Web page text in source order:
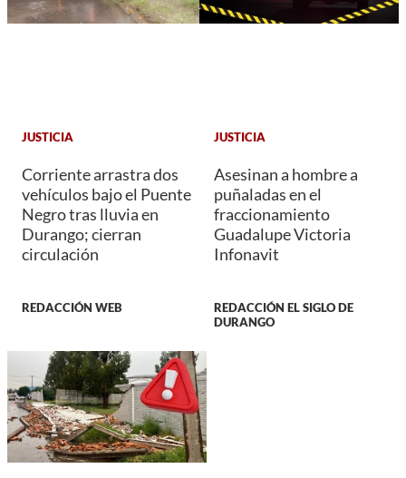
JUSTICIA
Corriente arrastra dos
vehículos bajo el Puente
Negro tras lluvia en
Durango; cierran
circulación
REDACCIÓN WEB
JUSTICIA
Asesinan a hombre a
puñaladas en el
fraccionamiento
Guadalupe Victoria
Infonavit
REDACCIÓN EL SIGLO DE
DURANGO